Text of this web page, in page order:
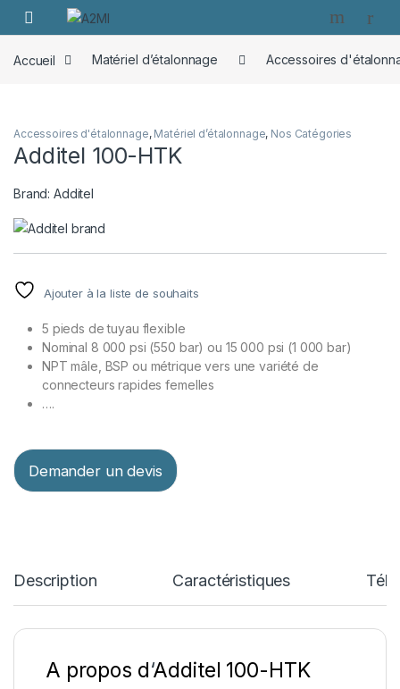
Skip to navigation
Skip to content
Accueil Matériel d’étalonnage Accessoires
Accessoires d'étalonnage, Matériel d’étalonnage, Nos Catégories
Additel 100-HTK
Brand:Additel
Ajouter à la liste de souhaits
5 pieds de tuyau flexible
Nominal 8 000 psi (550 bar) ou 15 000 psi (1 000 bar)
NPT mâle, BSP ou métrique vers une variété de
connecteurs rapides femelles
….
Demander un devis
Description Caractéristiques
A propos d‘Additel 100-HTK